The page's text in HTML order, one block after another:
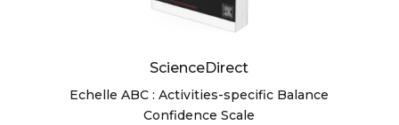
ScienceDirect
Echelle ABC : Activities-specific Balance
Confidence Scale